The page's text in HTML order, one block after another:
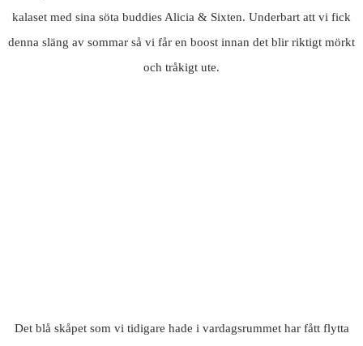
kalaset med sina söta buddies Alicia & Sixten. Underbart att vi fick
denna släng av sommar så vi får en boost innan det blir riktigt mörkt
och tråkigt ute.
Det blå skåpet som vi tidigare hade i vardagsrummet har fått flytta